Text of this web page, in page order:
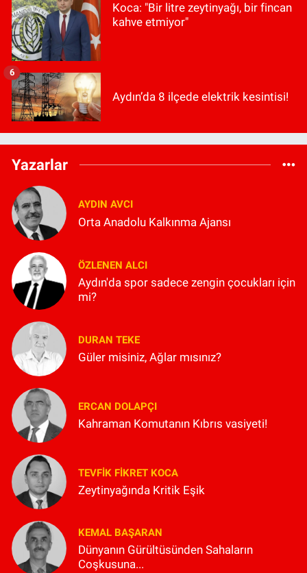
Koca: "Bir litre zeytinyağı, bir fincan
kahve etmiyor"
Aydın’da 8 ilçede elektrik kesintisi!
6
Yazarlar
AYDIN AVCI
Orta Anadolu Kalkınma Ajansı
ÖZLENEN ALCI
Aydın'da spor sadece zengin çocukları için
mi?
DURAN TEKE
Güler misiniz, Ağlar mısınız?
ERCAN DOLAPÇI
Kahraman Komutanın Kıbrıs vasiyeti!
TEVFIK FIKRET KOCA
Zeytinyağında Kritik Eşik
KEMAL BAŞARAN
Dünyanın Gürültüsünden Sahaların
Coşkusuna...